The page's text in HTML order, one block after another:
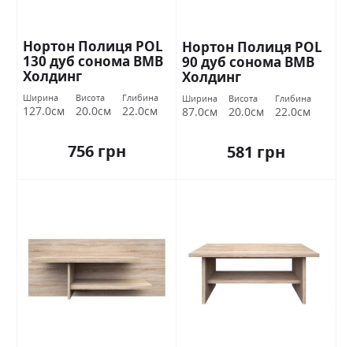
Нортон Полиця POL
130 дуб сонома ВМВ
Холдинг
Ширина
127.0см
Висота
20.0см
Глибина
22.0см
756 грн
Нортон Полиця POL
90 дуб сонома ВМВ
Холдинг
Ширина
87.0см
Висота
20.0см
Глибина
22.0см
581 грн